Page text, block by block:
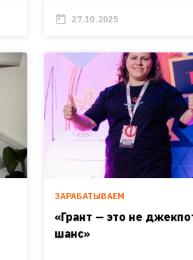
27.10.2025
ЗАРАБАТЫВАЕМ
«Грант — это не
шанс»